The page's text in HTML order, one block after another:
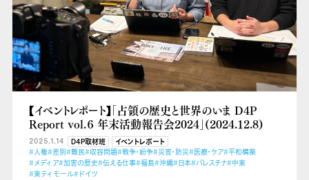
【イベントレポート】「占領の歴史と世界のいま D4P
Report vol.６ 年末活動報告会2024」(2024.12.8)
2025.1.14 D4P取材班
イベントレポート
#人権#差別#難民#収容問題#戦争・紛争#災害・防災#医療・ケア#平和構築
#メディア#加害の歴史#伝える仕事#福島#沖縄#日本#パレスチナ#中東
#東ティモール#ドイツ